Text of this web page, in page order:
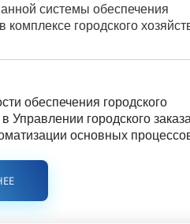
системы обеспечения
комплексе городского
обеспечения городского
Управлении городского
основных